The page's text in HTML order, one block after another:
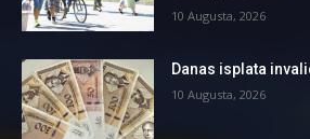
10 Augusta, 2026
Danas isplata
10 Augusta, 2026